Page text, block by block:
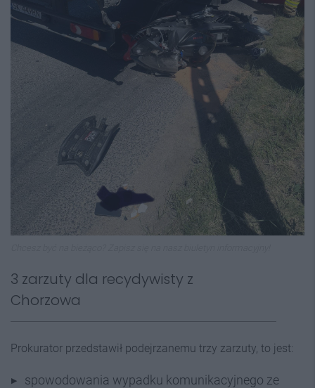
3 zarzuty dla recydywisty z
Chorzowa
Prokurator przedstawił podejrzanemu trzy zarzuty, to jest:
spowodowania wypadku komunikacyjnego ze